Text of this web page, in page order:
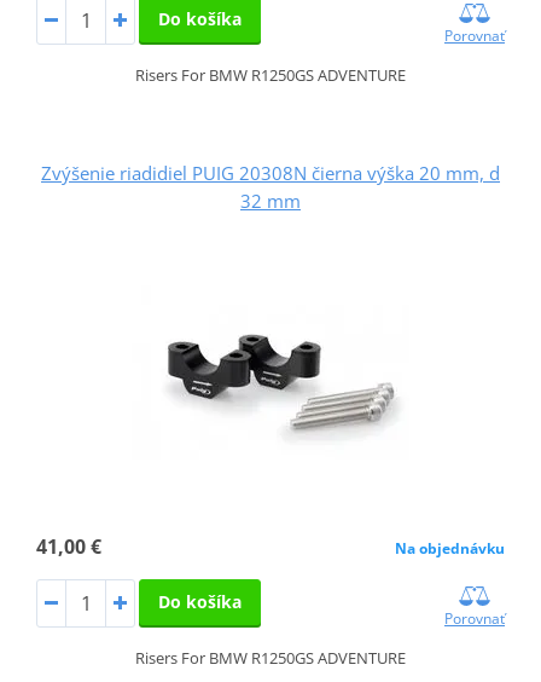
Do košíka
Porovnať
Risers For BMW R1250GS ADVENTURE
Zvýšenie riadidiel PUIG 20308N čierna výška 20 mm, d
32 mm
41,00 € Na objednávku
Do košíka
Porovnať
Risers For BMW R1250GS ADVENTURE